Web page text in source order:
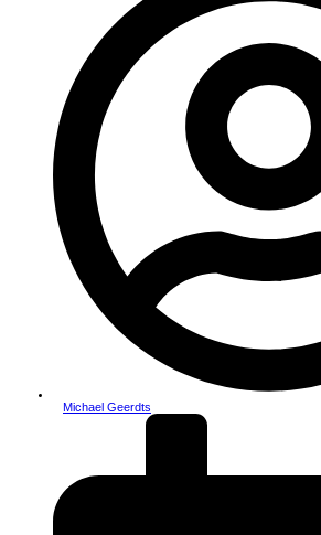
Michael Geerdts